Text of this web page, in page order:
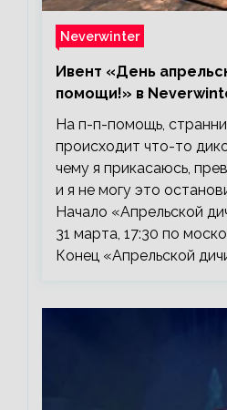
Neverwinter
Ивент «День
помощи!» в
На п-п-помощь,
происходит что-то
чему я прикасаюсь,
и я не могу это
Начало «Апрельской
31 марта, 17:30 по
Конец «Апрельской